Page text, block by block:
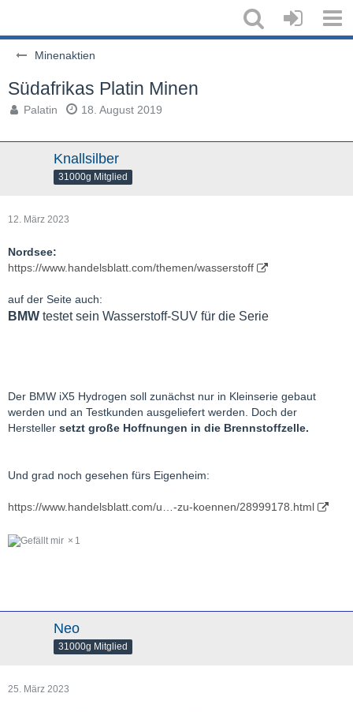
Minenaktien
Südafrikas Platin Minen
Palatin 18. August 2019
Knallsilber
31000g Mitglied
12. März 2023
Nordsee:
https://www.handelsblatt.com/themen/wasserstoff
auf der Seite auch:
BMW testet sein Wasserstoff-SUV für die Serie
Der BMW iX5 Hydrogen soll zunächst nur in Kleinserie gebaut
werden und an Testkunden ausgeliefert werden. Doch der
Hersteller setzt große Hoffnungen in die Brennstoffzelle.
Und grad noch gesehen fürs Eigenheim:
https://www.handelsblatt.com/u…-zu-koennen/28999178.html
1
Neo
31000g Mitglied
25. März 2023